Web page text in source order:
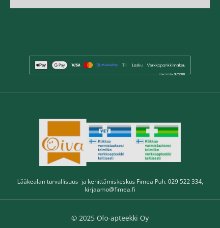
Lääkealan turvallisuus- ja kehittämiskeskus Fimea Puh. 029 522 334,
kirjaamo@fimea.fi
© 2025 Olo-apteekki Oy